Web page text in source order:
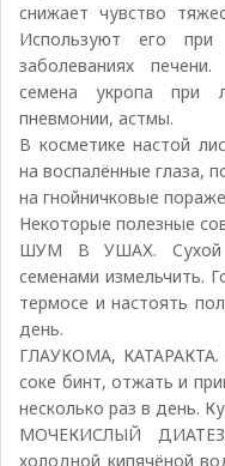
снижает чувство
Используют его при
заболеваниях
семена укропа при
пневмонии, астмы.
В косметике настой
на воспалённые глаза,
на гнойничковые
Некоторые полезные
ШУМ В УШАХ. Сухой
семенами измельчить.
термосе и настоять
день.
ГЛАУКОМА, КАТАРАКТА.
соке бинт, отжать и
несколько раз в день.
МОЧЕКИСЛЫЙ
холодной кипячёной